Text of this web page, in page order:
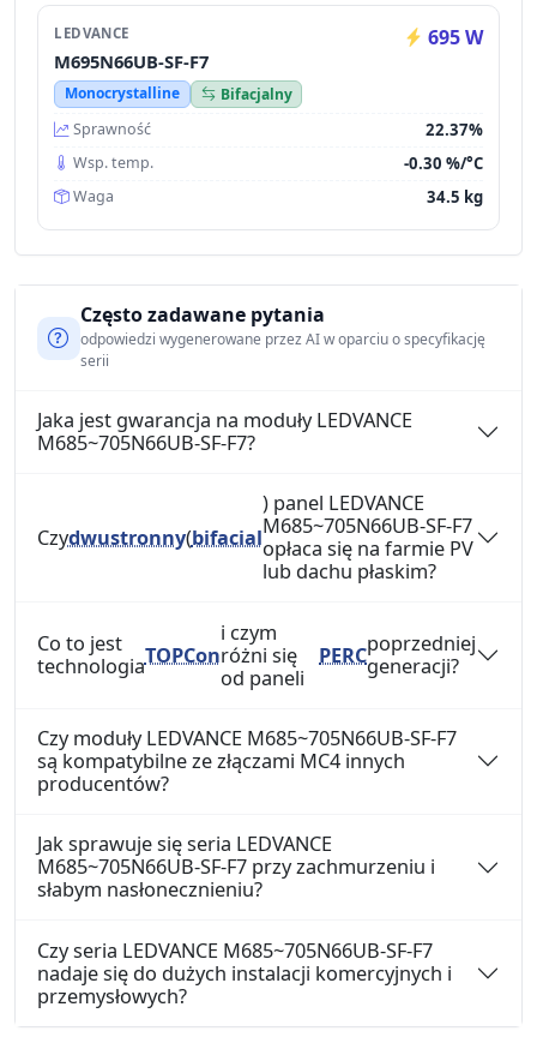
LEDVANCE 695 W
M695N66UB-SF-F7
Monocrystalline
Bifacjalny
Sprawność
22.37%
Wsp. temp. -0.30 %/°C
Waga 34.5 kg
Często zadawane pytania
odpowiedzi wygenerowane przez AI w oparciu o specyfikację
serii
Jaka jest gwarancja na moduły LEDVANCE
M685~705N66UB-SF-F7?
Czydwustronny(bifacial
) panel LEDVANCE
M685~705N66UB-SF-F7
opłaca się na farmie PV
lub dachu płaskim?
Co to jest
technologiaTOPCon
i czym
różni się
od paneli
PERCpoprzedniej
generacji?
Czy moduły LEDVANCE M685~705N66UB-SF-F7
są kompatybilne ze złączami MC4 innych
producentów?
Jak sprawuje się seria LEDVANCE
M685~705N66UB-SF-F7 przy zachmurzeniu i
słabym nasłonecznieniu?
Czy seria LEDVANCE M685~705N66UB-SF-F7
nadaje się do dużych instalacji komercyjnych i
przemysłowych?